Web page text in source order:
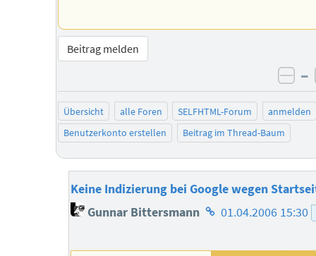
Beitrag melden
–
Übersicht alle Foren SELFHTML-Forum
anmelden
Benutzerkonto erstellen
Beitrag im Thread-Baum
Keine Indizierung bei Google wegen
Gunnar Bittersmann Homepage
Autors
01.04.2006 15:30